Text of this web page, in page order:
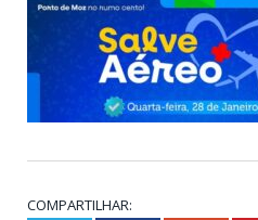
COMPARTILHAR: